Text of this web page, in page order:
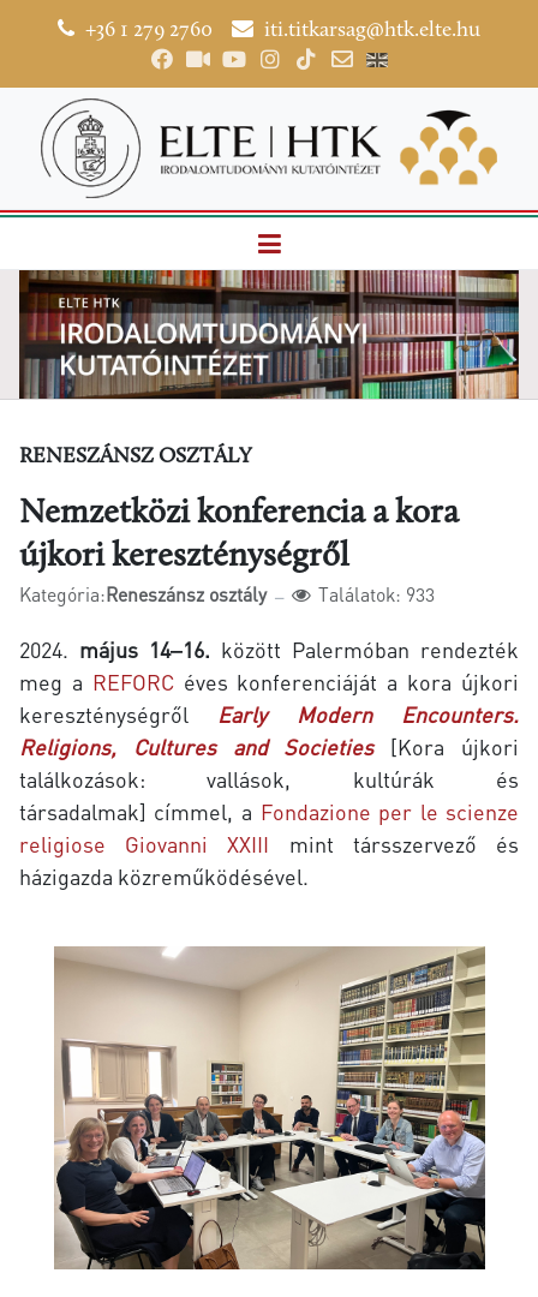
+36 1 279 2760 iti.titkarsag@htk.elte.hu
RENESZÁNSZ OSZTÁLY
Nemzetközi konferencia a kora
újkori kereszténységről
Kategória:Reneszánsz osztály Találatok: 933
2024. május 14‒16. között Palermóban rendezték
meg a REFORC éves konferenciáját a kora újkori
kereszténységről Early Modern Encounters.
Religions, Cultures and Societies
[Kora újkori
találkozások: vallások, kultúrák és
társadalmak] címmel, a Fondazione per le scienze
religiose Giovanni XXIII mint társszervező és
házigazda közreműködésével.